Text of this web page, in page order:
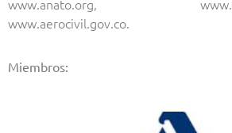
www.anato.org,
www.aerocivil.gov.co.
Miembros: